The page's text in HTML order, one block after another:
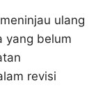
ulang
yang belum
revisi